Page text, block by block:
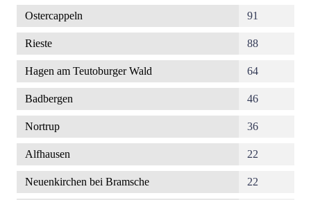
Ostercappeln 91
Rieste 88
Hagen am Teutoburger Wald 64
Badbergen 46
Nortrup 36
Alfhausen 22
Neuenkirchen bei Bramsche 22